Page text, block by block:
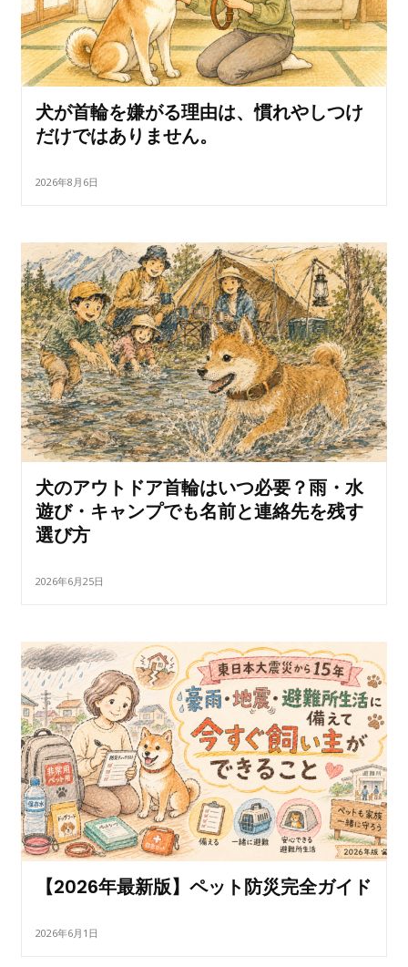
犬が首輪を嫌がる理由は、慣れやしつけ
だけではありません。
2026年8月6日
犬のアウトドア首輪はいつ必要？雨・水
遊び・キャンプでも名前と連絡先を残す
選び方
2026年6月25日
【2026年最新版】ペット防災完全ガイド
2026年6月1日